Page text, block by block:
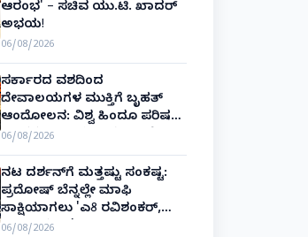
ಆರಂಭ' – ಸಚಿವ ಯು.ಟಿ. ಖಾದರ್
ಅಭಯ!
06/08/2026
ಸರ್ಕಾರದ ವಶದಿಂದ
ದೇವಾಲಯಗಳ ಮುಕ್ತಿಗೆ ಬೃಹತ್
ಆಂದೋಲನ: ವಿಶ್ವ ಹಿಂದೂ ಪರಿಷತ್
ಅಂತರರಾಷ್ಟ್ರೀಯ ಅಧ್ಯಕ್ಷ ಅಲೋಕ್
ಕುಮಾರ್ ಘೋಷಣೆ!
06/08/2026
ನಟ ದರ್ಶನ್‌ಗೆ ಮತ್ತಷ್ಟು ಸಂಕಷ್ಟ:
ಪ್ರದೋಷ್ ಬೆನ್ನಲ್ಲೇ ಮಾಫಿ
ಸಾಕ್ಷಿಯಾಗಲು 'ಎ8 ರವಿಶಂಕರ್,
ಎ10 ವಿನಯ್' ಅರ್ಜಿ!
06/08/2026